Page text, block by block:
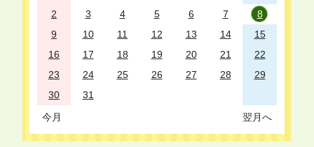
2
3 4 5 6 7
8
9
10 11 12 13 14
15
16
17 18 19 20 21
22
23
24 25 26 27 28
29
30
31
今月 翌月へ